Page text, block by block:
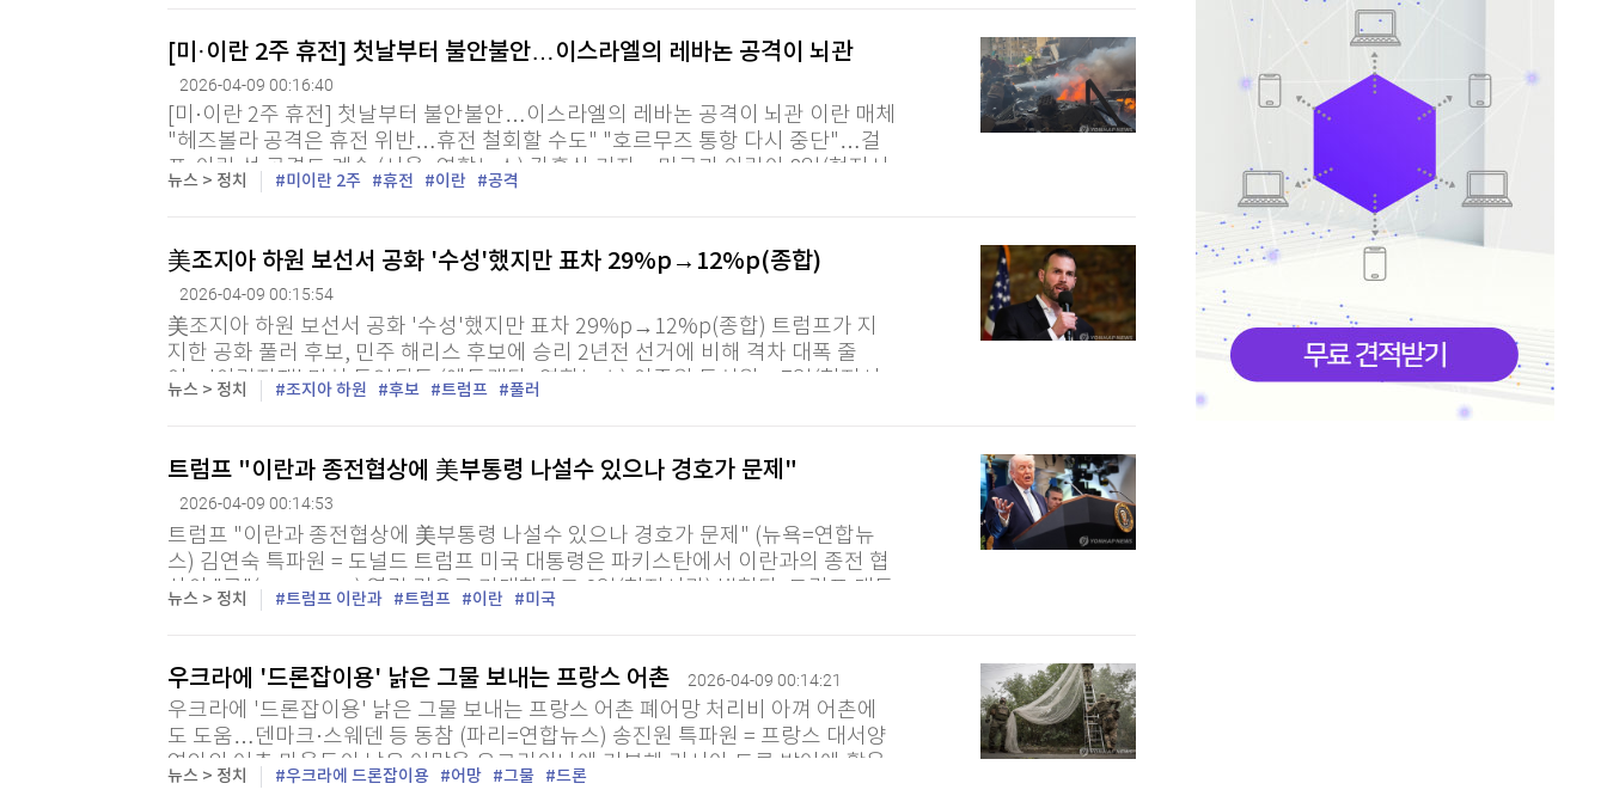
[미·이란 2주 휴전] 첫날부터 불안불안…이스라엘의 레바논 공격이 뇌관
2026-04-09 00:16:40
[미·이란 2주 휴전] 첫날부터 불안불안…이스라엘의 레바논 공격이 뇌관 이란 매체
"헤즈볼라 공격은 휴전 위반…휴전 철회할 수도" "호르무즈 통항 다시 중단"…걸
프·이란 섬 공격도 계속 (서울=연합뉴스) 강훈상 기자 = 미국과 이란이 8일(현지시
간)부터 2주간 휴전을 시작했지만 첫날부터 철회 경고가 나오면서 그렇지...
뉴스 > 정치 미이란 2주 휴전 이란 공격
美조지아 하원 보선서 공화 '수성'했지만 표차 29%p→12%p(종합)
2026-04-09 00:15:54
美조지아 하원 보선서 공화 '수성'했지만 표차 29%p→12%p(종합) 트럼프가 지
지한 공화 풀러 후보, 민주 해리스 후보에 승리 2년전 선거에 비해 격차 대폭 줄
어…'이란전쟁' 민심 투영된듯 (애틀랜타=연합뉴스) 이종원 통신원 = 7일(현지시
간) 미국 조지아주에서 치러진 연방 하원 보궐선거 결선투표 결과...
뉴스 > 정치 조지아 하원 후보 트럼프 풀러
트럼프 "이란과 종전협상에 美부통령 나설수 있으나 경호가 문제"
2026-04-09 00:14:53
트럼프 "이란과 종전협상에 美부통령 나설수 있으나 경호가 문제" (뉴욕=연합뉴
스) 김연숙 특파원 = 도널드 트럼프 미국 대통령은 파키스탄에서 이란과의 종전 협
상이 "곧"(very soon) 열릴 것으로 기대한다고 8일(현지시간) 밝혔다. 트럼프 대통
령은 이날 미 일간 뉴욕포스트와의 전화 인터뷰에서 협상단 구성과 관련해...
뉴스 > 정치 트럼프 이란과 트럼프 이란 미국
우크라에 '드론잡이용' 낡은 그물 보내는 프랑스 어촌 2026-04-09 00:14:21
우크라에 '드론잡이용' 낡은 그물 보내는 프랑스 어촌 폐어망 처리비 아껴 어촌에
도 도움…덴마크·스웨덴 등 동참 (파리=연합뉴스) 송진원 특파원 = 프랑스 대서양
연안의 어촌 마을들이 낡은 어망을 우크라이나에 기부해 러시아 드론 방어에 활용
하고 있다고 영국 일간 텔레그래프가 8일(현지시간) 전했다....
뉴스 > 정치 우크라에 드론잡이용 어망 그물 드론